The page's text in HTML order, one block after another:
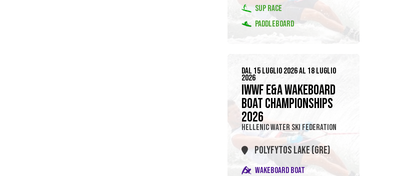
SUP RACE
PADDLEBOARD
DAL 15 LUGLIO 2026 AL 18 LUGLIO
2026
IWWF E&A WAKEBOARD
BOAT CHAMPIONSHIPS
2026
HELLENIC WATER SKI FEDERATION
POLYFYTOS LAKE (GRE)
WAKEBOARD BOAT